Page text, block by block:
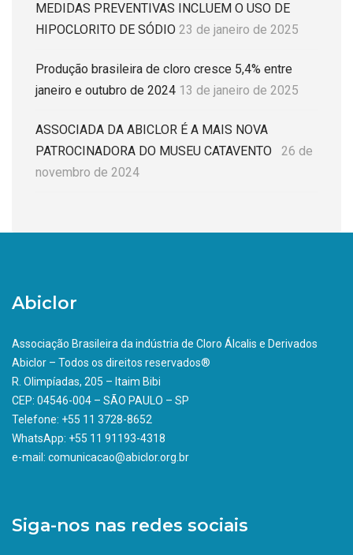
MEDIDAS PREVENTIVAS INCLUEM O USO DE
HIPOCLORITO DE SÓDIO 23 de janeiro de 2025
Produção brasileira de cloro cresce 5,4% entre
janeiro e outubro de 2024 13 de janeiro de 2025
ASSOCIADA DA ABICLOR É A MAIS NOVA
PATROCINADORA DO MUSEU CATAVENTO
26 de
novembro de 2024
Abiclor
Associação Brasileira da indústria de Cloro Álcalis e Derivados
Abiclor – Todos os direitos reservados®
R. Olimpíadas, 205 – Itaim Bibi
CEP: 04546-004 – SÃO PAULO – SP
Telefone: +55 11 3728-8652
WhatsApp: +55 11 91193-4318
e-mail: comunicacao@abiclor.org.br
Siga-nos nas redes sociais